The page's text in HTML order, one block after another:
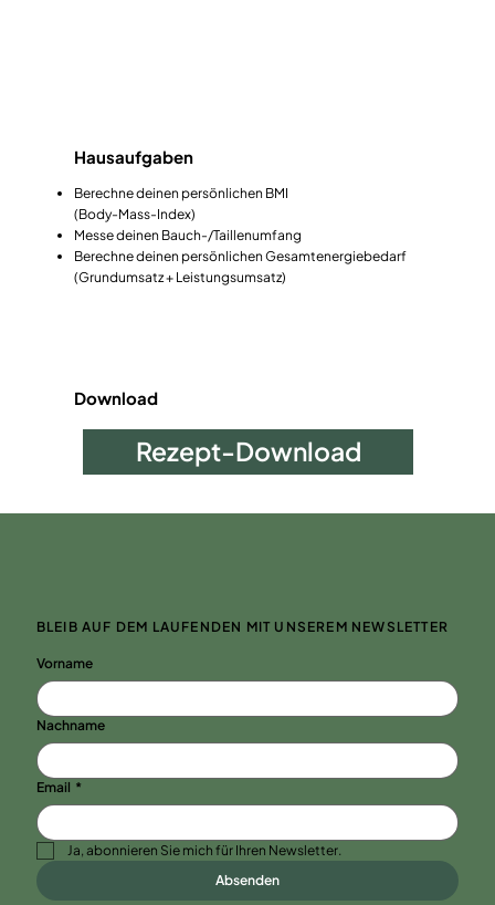
Hausaufgaben
Berechne deinen persönlichen BMI
(Body-Mass-Index)
Messe deinen Bauch-/Taillenumfang
Berechne deinen persönlichen Gesamtenergiebedarf
(Grundumsatz + Leistungsumsatz)
Download
Rezept-Download
BLEIB AUF DEM LAUFENDEN MIT UNSEREM NEWSLETTER
Vorname
Nachname
Email *
Ja, abonnieren Sie mich für Ihren Newsletter.
Absenden